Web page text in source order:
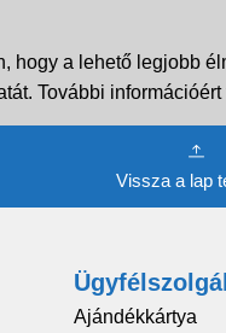
a lehető legjobb
További
Vissza a lap
Ajándékkártya